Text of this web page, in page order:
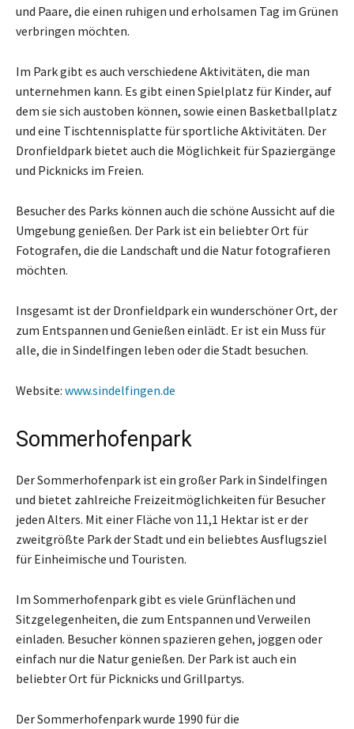
und Paare, die einen ruhigen und erholsamen Tag im Grünen
verbringen möchten.
Im Park gibt es auch verschiedene Aktivitäten, die man
unternehmen kann. Es gibt einen Spielplatz für Kinder, auf
dem sie sich austoben können, sowie einen Basketballplatz
und eine Tischtennisplatte für sportliche Aktivitäten. Der
Dronfieldpark bietet auch die Möglichkeit für Spaziergänge
und Picknicks im Freien.
Besucher des Parks können auch die schöne Aussicht auf die
Umgebung genießen. Der Park ist ein beliebter Ort für
Fotografen, die die Landschaft und die Natur fotografieren
möchten.
Insgesamt ist der Dronfieldpark ein wunderschöner Ort, der
zum Entspannen und Genießen einlädt. Er ist ein Muss für
alle, die in Sindelfingen leben oder die Stadt besuchen.
Website: www.sindelfingen.de
Sommerhofenpark
Der Sommerhofenpark ist ein großer Park in Sindelfingen
und bietet zahlreiche Freizeitmöglichkeiten für Besucher
jeden Alters. Mit einer Fläche von 11,1 Hektar ist er der
zweitgrößte Park der Stadt und ein beliebtes Ausflugsziel
für Einheimische und Touristen.
Im Sommerhofenpark gibt es viele Grünflächen und
Sitzgelegenheiten, die zum Entspannen und Verweilen
einladen. Besucher können spazieren gehen, joggen oder
einfach nur die Natur genießen. Der Park ist auch ein
beliebter Ort für Picknicks und Grillpartys.
Der Sommerhofenpark wurde 1990 für die